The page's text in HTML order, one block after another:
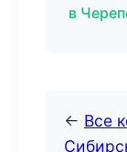
в
← Все